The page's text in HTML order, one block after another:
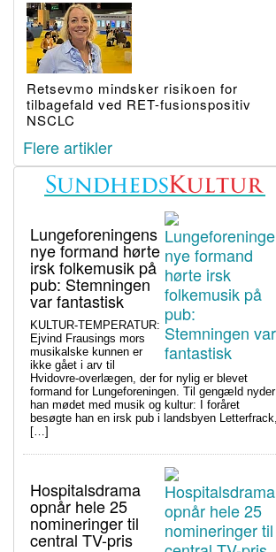
Retsevmo mindsker risikoen for
tilbagefald ved RET-fusionspositiv
NSCLC
Flere artikler
Lungeforeningens
nye formand hørte
irsk folkemusik på
pub: Stemningen
var fantastisk
KULTUR-TEMPERATUR:
Ejvind Frausings mors
musikalske kunnen er
ikke gået i arv til
Hvidovre-overlægen, der for nylig er blevet
formand for Lungeforeningen. Til gengæld nyder
han mødet med musik og kultur: I foråret
besøgte han en irsk pub i landsbyen Letterfrack,
[…]
Hospitalsdrama
opnår hele 25
nomineringer til
central TV-pris